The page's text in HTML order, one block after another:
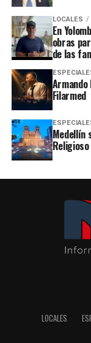
LOCALES
En
obras
de las
Armando
Filarmed
Medellín
Religioso
LOCALES